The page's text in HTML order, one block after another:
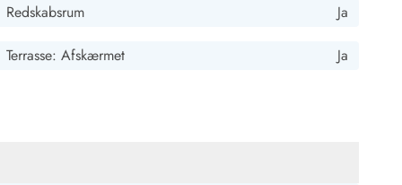
Redskabsrum Ja
Terrasse: Afskærmet Ja